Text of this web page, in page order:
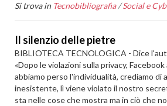
Si trova in Tecnobibliografia /Social e
Il silenzio delle pietre
BIBLIOTECA TECNOLOGICA - Dice
«Dopo le violazioni sulla privacy,
abbiamo perso l'individualità, crediamo di
inesistente, lì viene violato il nostro
sta nelle cose che mostra ma in ciò che